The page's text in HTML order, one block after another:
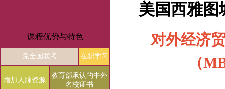
课程优势与特色
免全国联考 在职学习
增加人脉资源
教育部承认的中外
名校证书
美国西雅图
对外经济
（